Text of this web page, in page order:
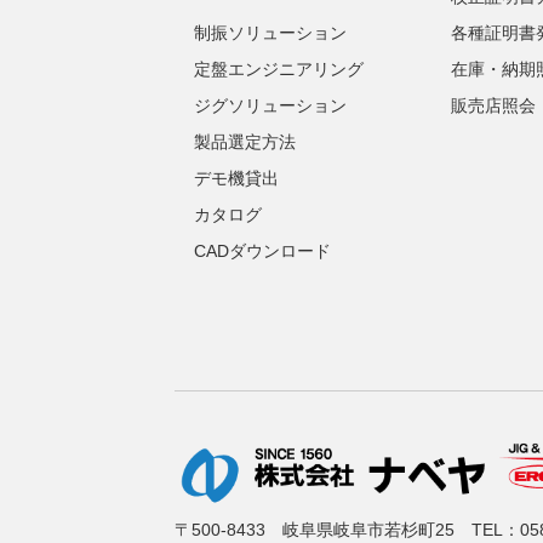
制振ソリューション
定盤エンジニアリング
ジグソリューション
製品選定方法
デモ機貸出
カタログ
CADダウンロード
各種証明書
在庫・納期
販売店照会
〒500-8433 岐阜県岐阜市若杉町25 TEL：